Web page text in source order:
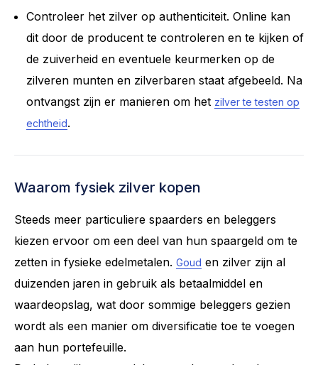
Controleer het zilver op authenticiteit. Online kan
dit door de producent te controleren en te kijken of
de zuiverheid en eventuele keurmerken op de
zilveren munten en zilverbaren staat afgebeeld. Na
ontvangst zijn er manieren om het zilver te testen op
echtheid.
Waarom fysiek zilver kopen
Steeds meer particuliere spaarders en beleggers
kiezen ervoor om een deel van hun spaargeld om te
zetten in fysieke edelmetalen. Goud en zilver zijn al
duizenden jaren in gebruik als betaalmiddel en
waardeopslag, wat door sommige beleggers gezien
wordt als een manier om diversificatie toe te voegen
aan hun portefeuille.